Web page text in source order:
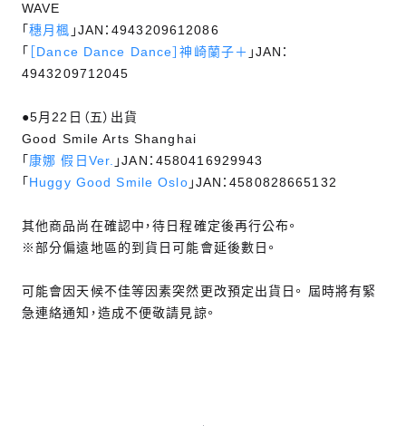
WAVE
「穗月楓 」JAN：4943209612086
「
［Dance Dance Dance］神崎蘭子＋ 」JAN：
4943209712045
●5月22日（五）出貨
Good Smile Arts Shanghai
「 康娜 假日Ver. 」JAN：4580416929943
「 Huggy Good Smile Oslo 」JAN：4580828665132
其他商品尚在確認中，待日程確定後再行公布。
※部分偏遠地區的到貨日可能會延後數日。
可能會因天候不佳等因素突然更改預定出貨日。 屆時將有緊
急連絡通知，造成不便敬請見諒。